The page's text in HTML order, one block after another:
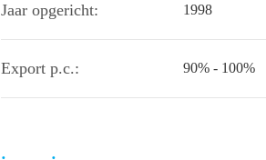
Jaar opgericht: 1998
Export p.c.: 90% - 100%